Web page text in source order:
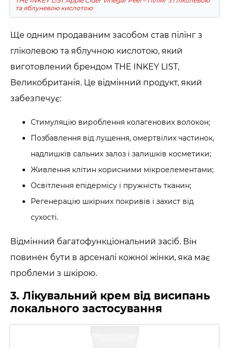
та яблуневою кислотою
Ще одним продаваним засобом став пілінг з
гліколевою та яблучною кислотою, який
виготовлений брендом THE INKEY LIST,
Великобританія. Це відмінний продукт, який
забезпечує:
Стимуляцію вироблення колагенових волокон;
Позбавлення від лущення, омертвілих частинок,
надлишків сальних залоз і залишків косметики;
Живлення клітин корисними мікроелементами;
Освітлення епідермісу і пружність тканин;
Регенерацію шкірних покривів і захист від
сухості.
Відмінний багатофункціональний засіб. Він
повинен бути в арсеналі кожної жінки, яка має
проблеми з шкірою.
3. Лікувальний крем від висипань
локального застосування